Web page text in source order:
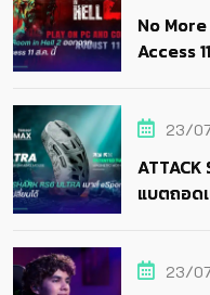
No
Access
23/
ATTACK
แบตถอด
23/